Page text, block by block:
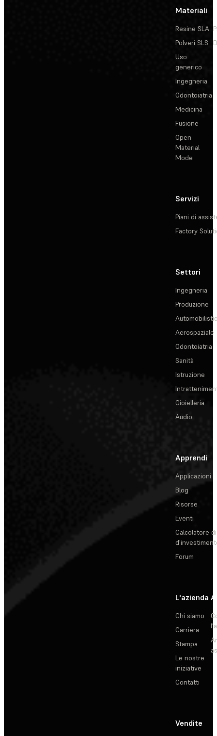
Materiali
Resine SLA
Polveri SLS
Uso
generico
Ingegneria
Odontoiatria
Medicina
Fusione
Open
Material
Mode
Servizi
Piani di
Factory
Settori
Ingegneria
Produzione
Aerospaziale
Odontoiatria
Sanità
Istruzione
Gioielleria
Audio
Apprendi
Applicazioni
Blog
Risorse
Eventi
Calcolatore
Forum
L'azienda
Chi siamo
Carriera
Stampa
Le nostre
iniziative
Contatti
Vendite